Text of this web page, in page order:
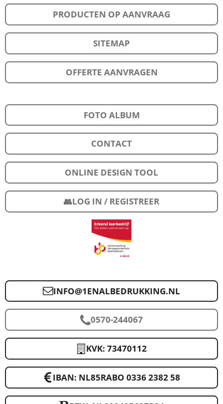
PRODUCTEN OP AANVRAAG
SITEMAP
OFFERTE AANVRAGEN
FOTO ALBUM
CONTACT
ONLINE DESIGN TOOL
👥LOG IN / REGISTREER
INFO@1ENALBEDRUKKING.NL
0570-244067
KVK: 73470112
IBAN: NL85RABO 0336 2382 58